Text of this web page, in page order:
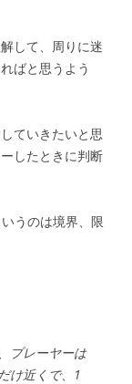
して、周りに迷
ばと思うよう
ていきたいと思
したときに判断
うのは境界、限
プレーヤーは
け近くで、1